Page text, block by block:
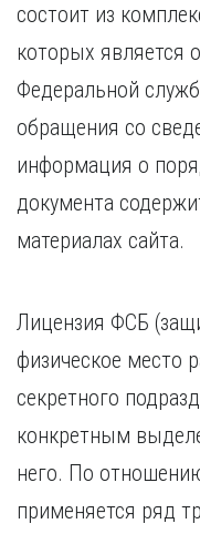
состоит из
которых является
Федеральной
обращения со
информация о
документа
материалах сайта.
Лицензия ФСБ
физическое место
секретного
конкретным
него. По
применяется ряд